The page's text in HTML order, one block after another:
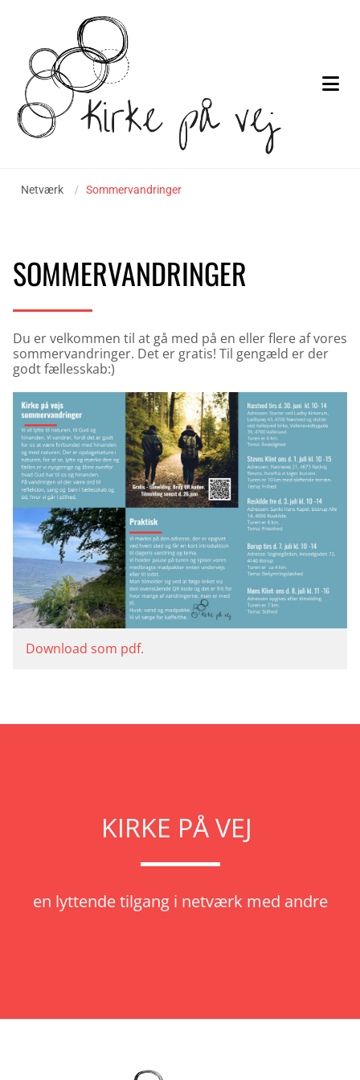
Netværk / Sommervandringer
SOMMERVANDRINGER
Du er velkommen til at gå med på en eller flere af vores
sommervandringer. Det er gratis! Til gengæld er der
godt fællesskab:)
Download som pdf.
KIRKE PÅ VEJ
en lyttende tilgang i netværk med andre